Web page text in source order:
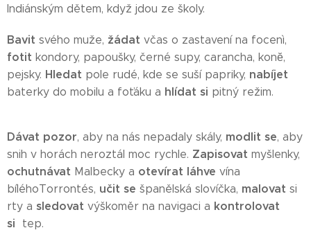
Indiánským dětem, když jdou ze školy.
Bavit svého muže, žádat včas o zastavení na focenì,
fotit kondory, papoušky, černé supy, carancha, konĕ,
pejsky. Hledat pole rudé, kde se suší papriky, nabíjet
baterky do mobilu a foťáku a hlídat si pitný režim.
Dávat pozor, aby na nás nepadaly skály, modlit se, aby
snih v horách neroztál moc rychle. Zapisovat myšlenky,
ochutnávat Malbecky a otevírat láhve vína
bíléhoTorrontés, učit se španělská slovíčka, malovat si
rty a sledovat výškoměr na navigaci a kontrolovat
si
tep.